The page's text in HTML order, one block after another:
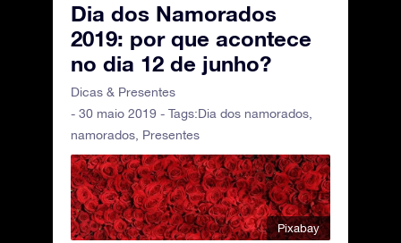
Dia dos Namorados
2019: por que acontece
no dia 12 de junho?
Dicas & Presentes
- 30 maio 2019 - Tags:Dia dos namorados
namorados Presentes
Pixabay